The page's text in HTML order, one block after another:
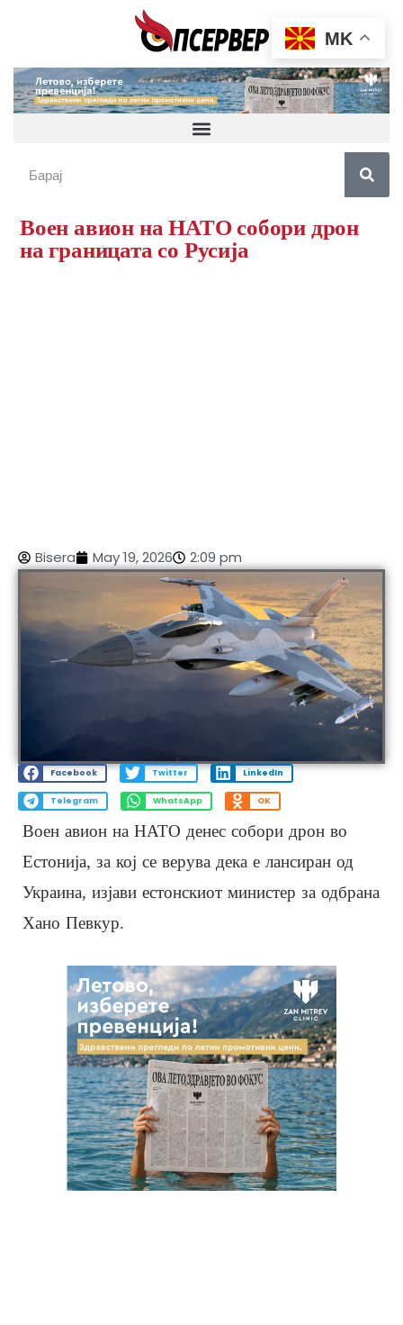
Воен авион на НАТО собори дрон
на границата со Русија
Bisera May 19, 2026 2:09 pm
Facebook Twitter LinkedIn
Telegram WhatsApp OK
Воен авион на НАТО денес собори дрон во
Естонија, за кој се верува дека е лансиран од
Украина, изјави естонскиот министер за одбрана
Хано Певкур.
MK